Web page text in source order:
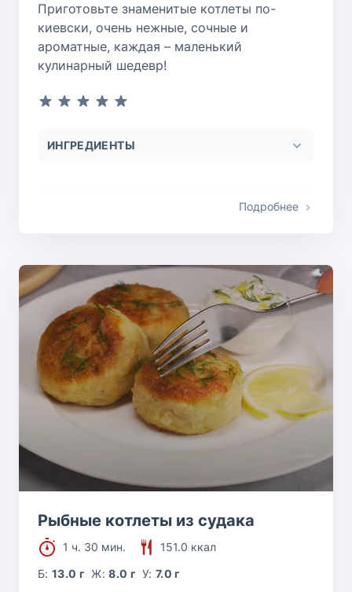
Приготовьте знаменитые котлеты по-
киевски, очень нежные, сочные и
ароматные, каждая – маленький
кулинарный шедевр!
ИНГРЕДИЕНТЫ
Подробнее
Рыбные котлеты из судака
1 ч. 30 мин.
151.0 ккал
Б:13.0 г Ж:8.0 г У:7.0 г